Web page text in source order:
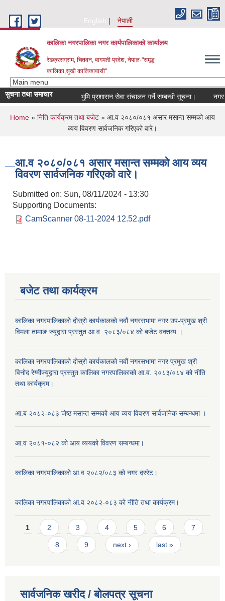
English
नेपाली
कालिका नगरपालिका नगर कार्यपालिकाकाे कार्यालय
रेडक्रसग्राम, चितवन, बागमती प्रदेश, नेपाल-"समृद्ध
कालिका,सुखी कालिकावासी"
सुचना तथा समाचार भुमि प्रशासन सेवा संचालन गर्ने सम्बन्धी सूचना। नगर
You are here
Home » निति कार्यक्रम तथा बजेट » आ.व २०८०/०८१ असार मसान्त सम्मको आय
व्यय विवरण सार्वजनिक गरिएको वारे।
आ.व २०८०/०८१ असार मसान्त सम्मको आय व्यय
विवरण सार्वजनिक गरिएको वारे।
Submitted on: Sun, 08/11/2024 - 13:30
Supporting Documents:
CamScanner 08-11-2024 12.52.pdf
बजेट तथा कार्यक्रम
कालिका नगरपालिकाको दोस्रो कार्यकालको नवौं नगरसभामा नगर उप-प्रमुख श्री
विमला तामाङ ज्यूद्वारा प्रस्तुत आ.व. २०८३/०८४ को बजेट वक्तव्य ।
कालिका नगरपालिकाको दोस्रो कार्यकालको नवौं नगरसभामा नगर प्रमुख श्री
विनोद रेग्मीज्यूद्वारा प्रस्तुत कालिका नगरपालिकाको आ.व. २०८३/०८४ को नीति
तथा कार्यक्रम।
आ.ब २०८२-०८३ जेष्ठ मसान्त सम्मको आय व्यय विवरण सार्वजनिक सम्बन्धमा ।
आ.व २०८१-०८२ को आय व्ययको विवरण सम्बन्धमा।
कालिका नगरपालिकाको आ.व २०८२/०८३ को नगर दररेट।
कालिका नगरपालिकाको आ.व २०८२-०८३ को नीति तथा कार्यक्रम।
Pages
1 2 3 4 5 6 7
8 9 next › last »
सार्वजनिक खरीद / बाेलपत्र सूचना